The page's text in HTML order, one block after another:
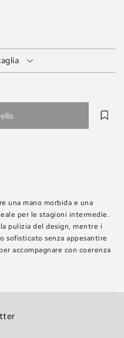
una mano morbida e una
per le stagioni intermedie.
pulizia del design, mentre i
sofisticato senza appesantire
accompagnare con coerenza